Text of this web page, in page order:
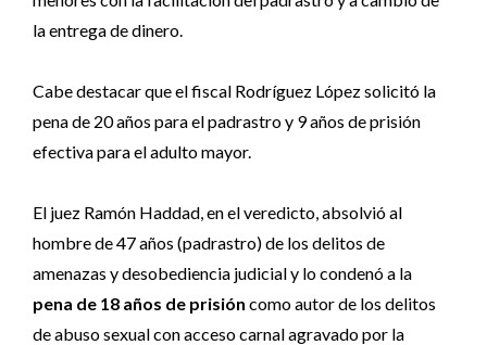
la entrega de dinero.
Cabe destacar que el fiscal Rodríguez López solicitó la
pena de 20 años para el padrastro y 9 años de prisión
efectiva para el adulto mayor.
El juez Ramón Haddad, en el veredicto, absolvió al
hombre de 47 años (padrastro) de los delitos de
amenazas y desobediencia judicial y lo condenó a la
pena de 18 años de prisión como autor de los delitos
de abuso sexual con acceso carnal agravado por la